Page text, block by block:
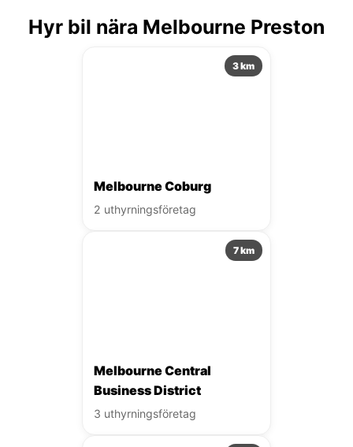
Hyr bil nära Melbourne Preston
3 km
Melbourne Coburg
2 uthyrningsföretag
7 km
Melbourne Central
Business District
3 uthyrningsföretag